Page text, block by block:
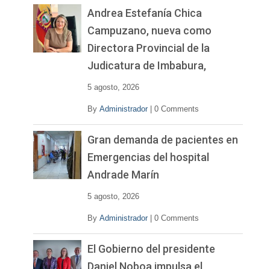
Andrea Estefanía Chica
Campuzano, nueva como
Directora Provincial de la
Judicatura de Imbabura,
5 agosto, 2026
By Administrador 0 Comments
Gran demanda de pacientes en
Emergencias del hospital
Andrade Marín
5 agosto, 2026
By Administrador 0 Comments
El Gobierno del presidente